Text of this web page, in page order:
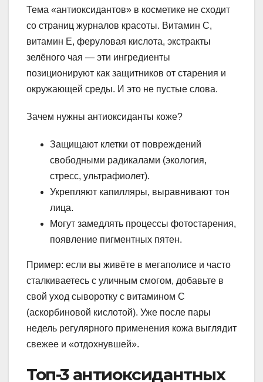
Тема «антиоксидантов» в косметике не сходит
со страниц журналов красоты. Витамин С,
витамин Е, феруловая кислота, экстракты
зелёного чая — эти ингредиенты
позиционируют как защитников от старения и
окружающей среды. И это не пустые слова.
Зачем нужны антиоксиданты коже?
Защищают клетки от повреждений
свободными радикалами (экология,
стресс, ультрафиолет).
Укрепляют капилляры, выравнивают тон
лица.
Могут замедлять процессы фотостарения,
появление пигментных пятен.
Пример: если вы живёте в мегаполисе и часто
сталкиваетесь с уличным смогом, добавьте в
свой уход сыворотку с витамином С
(аскорбиновой кислотой). Уже после пары
недель регулярного применения кожа выглядит
свежее и «отдохнувшей».
Топ-3 антиоксидантных